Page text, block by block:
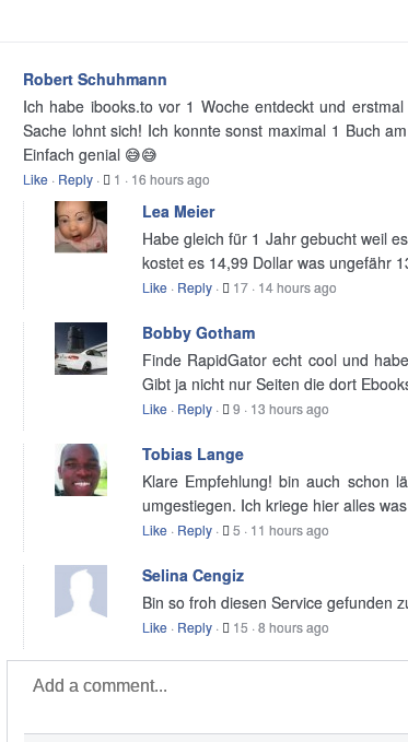
Robert Schuhmann
Ich habe ibooks.to vor 1 Woche entdeckt und
Sache lohnt sich! Ich konnte sonst maximal 1 Buch
Einfach genial 😅😅
Like · Reply · 1 · 16 hours ago
Lea Meier
Habe gleich für 1 Jahr gebucht weil
kostet es 14,99 Dollar was ungefähr
Like · Reply · 17 · 14 hours ago
Bobby Gotham
Finde RapidGator echt cool und
Gibt ja nicht nur Seiten die dort
Like · Reply · 9 · 13 hours ago
Tobias Lange
Klare Empfehlung! bin auch schon
umgestiegen. Ich kriege hier alles
Like · Reply · 5 · 11 hours ago
Selina Cengiz
Bin so froh diesen Service gefunden
Like · Reply · 15 ·8 hours ago